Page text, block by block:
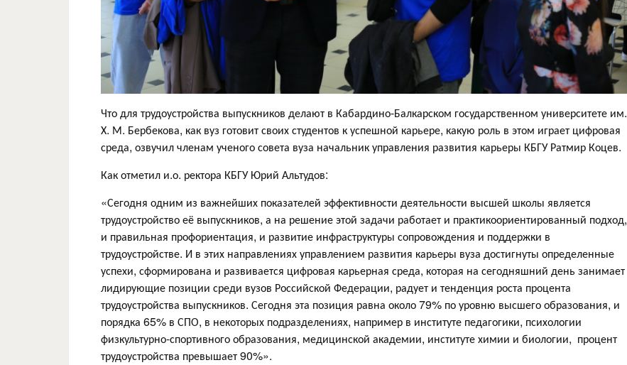
Что для трудоустройства выпускников делают в Кабардино-Балкарском государственном университете им.
Х. М. Бербекова, как вуз готовит своих студентов к успешной карьере, какую роль в этом играет цифровая
среда, озвучил членам ученого совета вуза начальник управления развития карьеры КБГУ Ратмир Коцев.
Как отметил и.о. ректора КБГУ Юрий Альтудов:
«Сегодня одним из важнейших показателей эффективности деятельности высшей школы является
трудоустройство её выпускников, а на решение этой задачи работает и практикоориентированный подход,
и правильная профориентация, и развитие инфраструктуры сопровождения и поддержки в
трудоустройстве. И в этих направлениях управлением развития карьеры вуза достигнуты определенные
успехи, сформирована и развивается цифровая карьерная среда, которая на сегодняшний день занимает
лидирующие позиции среди вузов Российской Федерации, радует и тенденция роста процента
трудоустройства выпускников. Сегодня эта позиция равна около 79% по уровню высшего образования, и
порядка 65% в СПО, в некоторых подразделениях, например в институте педагогики, психологии
физкультурно-спортивного образования, медицинской академии, институте химии и биологии, процент
трудоустройства превышает 90%».